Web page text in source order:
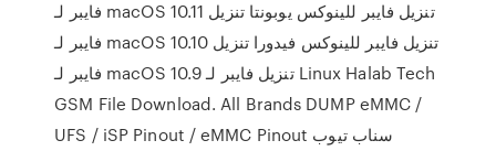
فايبر لـ macOS 10.11 تنزيل فايبر للينوكس يوبونتا تنزيل
فايبر لـ macOS 10.10 تنزيل فايبر للينوكس فيدورا تنزيل
فايبر لـ macOS 10.9 تنزيل فايبر لـ Linux Halab Tech
GSM File Download. All Brands DUMP eMMC /
UFS / iSP Pinout / eMMC Pinout سناب تيوب